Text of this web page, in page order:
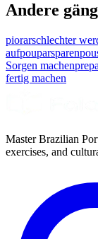
Andere
piorarschlechter
aufpouparsparen
Sorgen machen
fertig machen
Master Brazilian
exercises, and